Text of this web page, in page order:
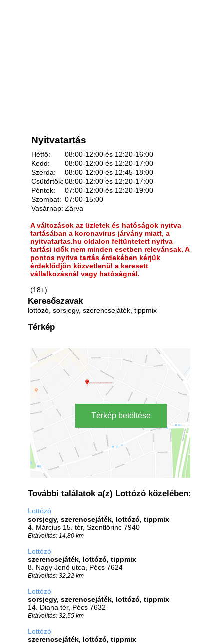
Nyitvatartás
Hétfő:
08:00-12:00 és 12:20-16:00
Kedd:
08:00-12:00 és 12:20-17:00
Szerda:
08:00-12:00 és 12:45-18:00
Csütörtök:08:00-12:00 és 12:20-17:00
Péntek:
07:00-12:00 és 12:20-19:00
Szombat: 07:00-15:00
Vasárnap: Zárva
A változások az üzletek és hatóságok nyitva
tartásában a koronavirus járvány miatt, a
nyitvatartas.hu oldalon feltüntetett nyitva
tartási idők nem minden esetben relevánsak. A
pontos nyitva tartás érdekében kérjük
érdeklődjön közvetlenül a keresett
vállalkozásnál vagy hatóságnál.
(18+)
Keresőszavak
lottózó, sorsjegy, szerencsejáték, tippmix
Térkép
Térkép betöltése
További találatok a(z) Lottózó közelében:
Lottózó
sorsjegy, szerencsejáték, lottózó, tippmix
4. Március 15. tér, Szentlőrinc 7940
Eltávolítás: 14,80 km
Lottózó
szerencsejáték, lottózó, tippmix
8. Nagy Jenő utca, Pécs 7624
Eltávolítás: 32,22 km
Lottózó
sorsjegy, szerencsejáték, lottózó, tippmix
14. Diana tér, Pécs 7632
Eltávolítás: 32,55 km
Lottózó
szerencsejáték, lottózó, tippmix